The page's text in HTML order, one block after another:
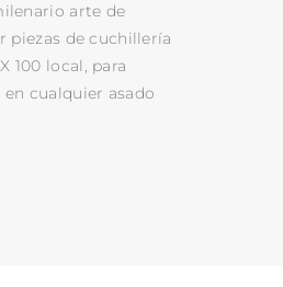
arte de
piezas de cuchillería
100 local, para
cualquier asado